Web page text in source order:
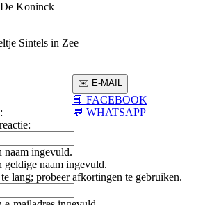
Koninck
📘 FACEBOOK
💬 WHATSAPP
naam ingevuld.
geldige naam ingevuld.
lang; probeer afkortingen te gebruiken.